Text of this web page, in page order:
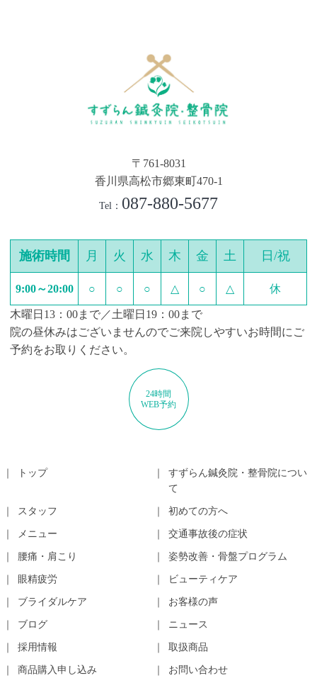
〒761-8031
香川県高松市郷東町470-1
Tel： 087-880-5677
施術時間 月 火 水 木 金 土 日/祝
9:00～20:00 ○ ○ ○ △ ○ △ 休
木曜日13：00まで／土曜日19：00まで
院の昼休みはございませんのでご来院しやすいお時間にご
予約をお取りください。
24時間
WEB予約
トップ
すずらん鍼灸院・整骨院につい
て
スタッフ 初めての方へ
メニュー 交通事故後の症状
腰痛・肩こり 姿勢改善・骨盤プログラム
眼精疲労 ビューティケア
ブライダルケア お客様の声
ブログ ニュース
採用情報 取扱商品
商品購入申し込み お問い合わせ